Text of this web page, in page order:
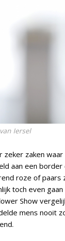
Iersel
zeker zaken
aan een
roze of paars
toch even
Show
mens nooit